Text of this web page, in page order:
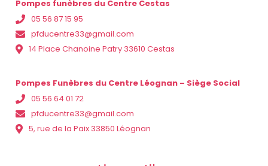
Pompes funèbres du Centre Cestas
05 56 87 15 95
pfducentre33@gmail.com
14 Place Chanoine Patry 33610 Cestas
Pompes Funèbres du Centre Léognan – Siège Social
05 56 64 01 72
pfducentre33@gmail.com
5, rue de la Paix 33850 Léognan